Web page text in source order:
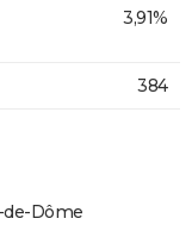
3,91%
384
de-Dôme